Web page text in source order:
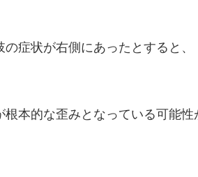
症状が右側にあったとすると、
根本的な歪みとなっている可能性